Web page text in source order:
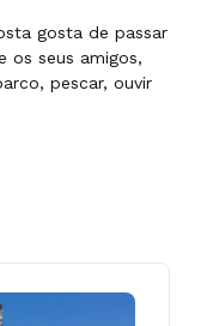
gosta de passar
os seus amigos,
pescar, ouvir